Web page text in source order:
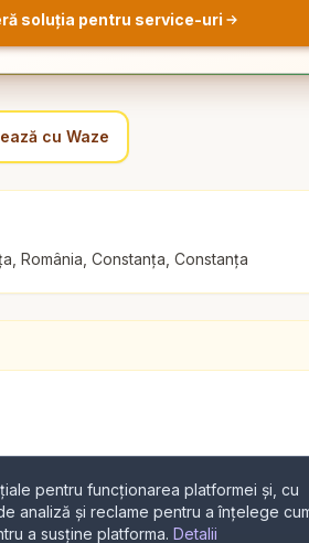
pentru funcționarea platformei și, cu
analiză și reclame pentru a înțelege
a susține platforma. Detalii
soluția pentru service-uri
cu Waze
România, Constanța, Constanța